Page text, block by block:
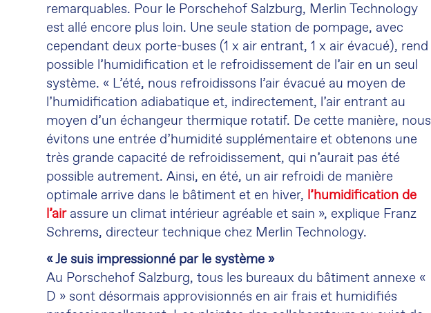
remarquables. Pour le Porschehof Salzburg, Merlin Technology
est allé encore plus loin. Une seule station de pompage, avec
cependant deux porte-buses (1 x air entrant, 1 x air évacué), rend
possible l’humidification et le refroidissement de l’air en un seul
système. « L’été, nous refroidissons l’air évacué au moyen de
l’humidification adiabatique et, indirectement, l’air entrant au
moyen d’un échangeur thermique rotatif. De cette manière, nous
évitons une entrée d’humidité supplémentaire et obtenons une
très grande capacité de refroidissement, qui n’aurait pas été
possible autrement. Ainsi, en été, un air refroidi de manière
optimale arrive dans le bâtiment et en hiver, l’humidification de
l’airassure un climat intérieur agréable et sain », explique Franz
Schrems, directeur technique chez Merlin Technology.
« Je suis impressionné par le système »
Au Porschehof Salzburg, tous les bureaux du bâtiment annexe «
D » sont désormais approvisionnés en air frais et humidifiés